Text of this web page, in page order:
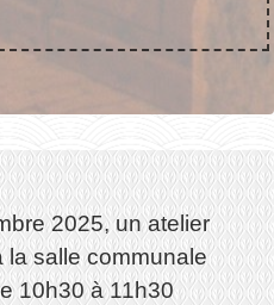
2025, un atelier
la salle communale
10h30 à 11h30